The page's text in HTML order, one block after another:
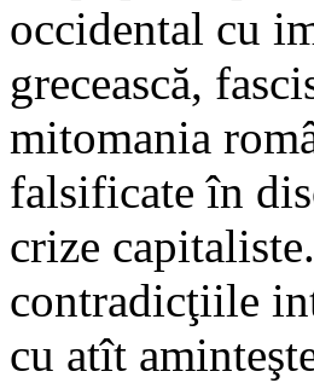
occidental cu
grecească,
mitomania
falsificate în
crize
contradicţiile
cu atît